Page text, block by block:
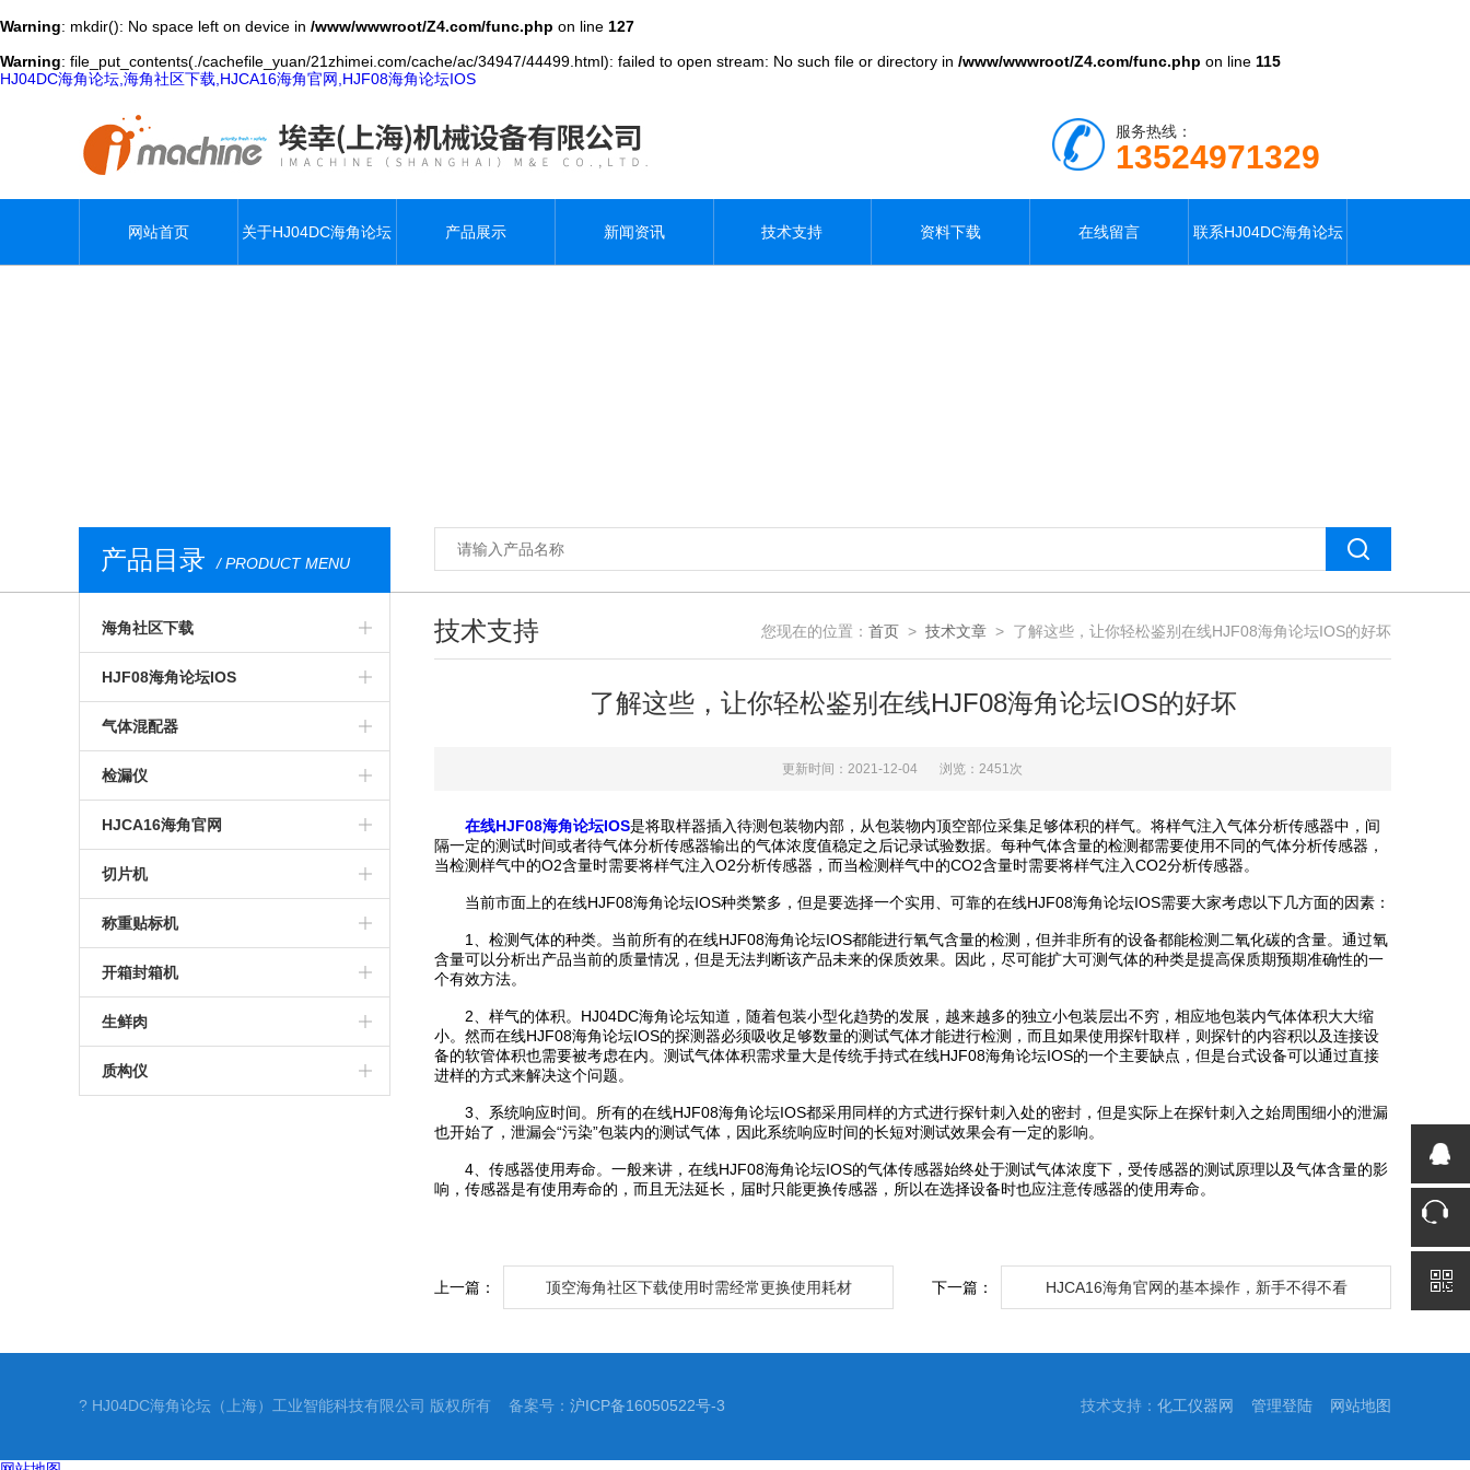
Warning: mkdir(): No space left on device in /www/wwwroot/Z4.com/func.php on line 127
Warning: file_put_contents(./cachefile_yuan/21zhimei.com/cache/ac/34947/44499.html): failed to open stream: No such file or directory in /www/wwwroot/Z4.com/func.php on line 115
HJ04DC海角论坛,海角社区下载,HJCA16海角官网,HJF08海角论坛IOS
服务热线：
13524971329
网站首页 关于HJ04DC海角论坛 产品展示 新闻资讯 技术支持 资料下载 在线留言 联系HJ04DC海角论坛
产品目录 / PRODUCT MENU
海角社区下载
气调包装分析仪
安瓿瓶海角社区下载
西林瓶海角社区下载
荧光法海角社区下载
食品海角社区下载
便携式海角社区下载
进口海角社区下载
药品海角社区下载
无损海角社区下载
HJF08海角论坛IOS
膜康分析仪
台式顶空气体分析仪
无损HJF08海角论坛IOS
荧光法HJF08海角论坛IOS
在线HJF08海角论坛IOS
食品包装HJF08海角论坛IOS
药品包装HJF08海角论坛IOS
气体混配器
气调包装气体混配器
机械旋钮式气体混配器
数字式气体混配器
食品包装气体混配器
检漏仪
透湿仪
透过率测试仪
在线检漏仪
包装检漏仪
无损包装检漏仪
食品包装检漏仪
HJCA16海角官网
预制菜食品HJCA16海角官网
气调HJCA16海角官网
真空贴体HJCA16海角官网
真空HJCA16海角官网
预制托盒HJCA16海角官网
切片机
全自动切片机
手动切片机
称重贴标机
入门级称重贴标机
高性能称重贴标机
开箱封箱机
套袋机
生鲜肉
生鲜肉气调包装品控方案
质构仪
技术支持 您现在的位置： 首页 > 技术文章 > 了解这些，让你轻松鉴别在线HJF08海角论坛IOS的好坏
了解这些，让你轻松鉴别在线HJF08海角论坛IOS的好坏
更新时间：2021-12-04 浏览：2451次
在线HJF08海角论坛IOS是将取样器插入待测包装物内部，从包装物内顶空部位采集足够体积的样气。将样气注入气体分析传感器中，间
隔一定的测试时间或者待气体分析传感器输出的气体浓度值稳定之后记录试验数据。每种气体含量的检测都需要使用不同的气体分析传感器，
当检测样气中的O2含量时需要将样气注入O2分析传感器，而当检测样气中的CO2含量时需要将样气注入CO2分析传感器。
当前市面上的在线HJF08海角论坛IOS种类繁多，但是要选择一个实用、可靠的在线HJF08海角论坛IOS需要大家考虑以下几方面的因素：
1、检测气体的种类。当前所有的在线HJF08海角论坛IOS都能进行氧气含量的检测，但并非所有的设备都能检测二氧化碳的含量。通过氧
含量可以分析出产品当前的质量情况，但是无法判断该产品未来的保质效果。因此，尽可能扩大可测气体的种类是提高保质期预期准确性的一
个有效方法。
2、样气的体积。HJ04DC海角论坛知道，随着包装小型化趋势的发展，越来越多的独立小包装层出不穷，相应地包装内气体体积大大缩
小。然而在线HJF08海角论坛IOS的探测器必须吸收足够数量的测试气体才能进行检测，而且如果使用探针取样，则探针的内容积以及连接设
备的软管体积也需要被考虑在内。测试气体体积需求量大是传统手持式在线HJF08海角论坛IOS的一个主要缺点，但是台式设备可以通过直接
进样的方式来解决这个问题。
3、系统响应时间。所有的在线HJF08海角论坛IOS都采用同样的方式进行探针刺入处的密封，但是实际上在探针刺入之始周围细小的泄漏
也开始了，泄漏会“污染”包装内的测试气体，因此系统响应时间的长短对测试效果会有一定的影响。
4、传感器使用寿命。一般来讲，在线HJF08海角论坛IOS的气体传感器始终处于测试气体浓度下，受传感器的测试原理以及气体含量的影
响，传感器是有使用寿命的，而且无法延长，届时只能更换传感器，所以在选择设备时也应注意传感器的使用寿命。
上一篇： 顶空海角社区下载使用时需经常更换使用耗材 下一篇： HJCA16海角官网的基本操作，新手不得不看
? HJ04DC海角论坛（上海）工业智能科技有限公司 版权所有 备案号： 沪ICP备16050522号-3 技术支持： 化工仪器网 管理登陆 网站地图